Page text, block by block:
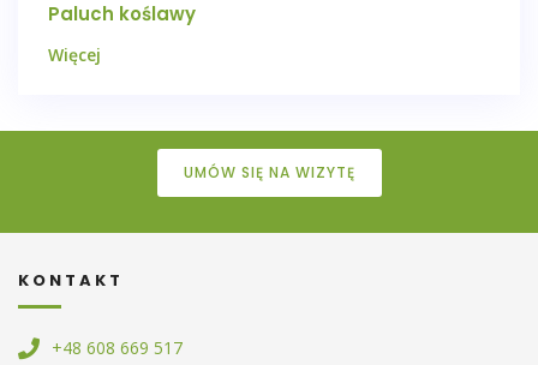
Paluch koślawy
Więcej
UMÓW SIĘ NA WIZYTĘ
KONTAKT
+48 608 669 517